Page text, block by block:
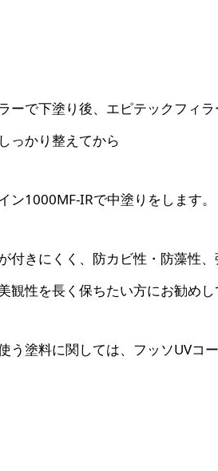
ーで下塗り後、エピテックフィ
っかり整えてから
ン1000MF-IRで中塗りをします。
付きにくく、防カビ性・防藻性
観性を長く保ちたい方にお勧めし
う塗料に関しては、フッソUVコ